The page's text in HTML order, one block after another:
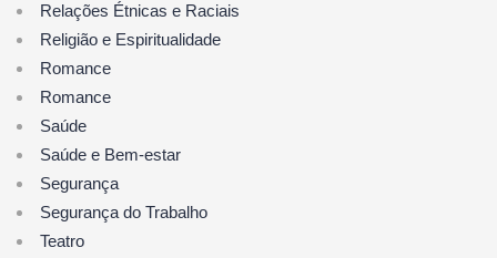
Relações Étnicas e Raciais
Religião e Espiritualidade
Romance
Romance
Saúde
Saúde e Bem-estar
Segurança
Segurança do Trabalho
Teatro